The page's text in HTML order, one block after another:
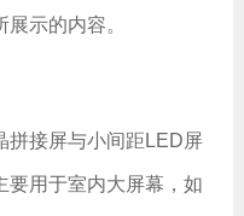
示的内容。
拼接屏与小间距LED屏
要用于室内大屏幕，如